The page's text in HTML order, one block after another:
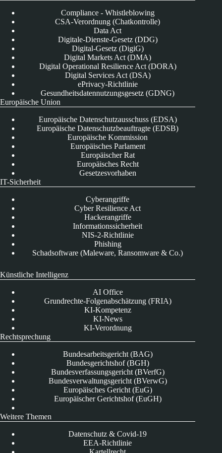
Compliance - Whistleblowing
CSA-Verordnung (Chatkontrolle)
Data Act
Digitale-Dienste-Gesetz (DDG)
Digital-Gesetz (DigiG)
Digital Markets Act (DMA)
Digital Operational Resilience Act (DORA)
Digital Services Act (DSA)
ePrivacy-Richtlinie
Gesundheitsdatennutzungsgesetz (GDNG)
Europäische Union
Europäische Datenschutzausschuss (EDSA)
Europäische Datenschutzbeauftragte (EDSB)
Europäische Kommission
Europäisches Parlament
Europäischer Rat
Europäisches Recht
Gesetzesvorhaben
IT-Sicherheit
Cyberangriffe
Cyber Resilience Act
Hackerangriffe
Informationssicherheit
NIS-2-Richtlinie
Phishing
Schadsoftware (Maleware, Ransomware & Co.)
Künstliche Intelligenz
AI Office
Grundrechte-Folgenabschätzung (FRIA)
KI-Kompetenz
KI-News
KI-Verordnung
Rechtsprechung
Bundesarbeitsgericht (BAG)
Bundesgerichtshof (BGH)
Bundesverfassungsgericht (BVerfG)
Bundesverwaltungsgericht (BVerwG)
Europäisches Gericht (EuG)
Europäischer Gerichtshof (EuGH)
Weitere Themen
Datenschutz & Covid-19
EEA-Richtlinie